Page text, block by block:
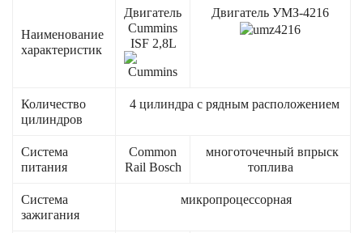
Наименование
характеристик
Двигатель
Cummins
ISF 2,8L
Двигатель УМЗ-4216
Количество
цилиндров
4 цилиндра с рядным расположением
Система
питания
Common
Rail Bosch
многоточечный впрыск
топлива
Система
зажигания
микропроцессорная